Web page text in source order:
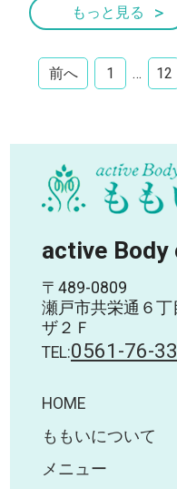
もっと見る
前へ 1 … 12
active Body
〒489-0809
瀬戸市共栄通６
ザ２Ｆ
TEL:0561-76-
HOME
ももいについて
メニュー